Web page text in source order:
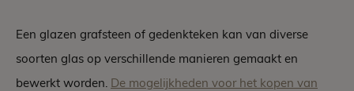
Een glazen grafsteen of gedenkteken kan van diverse
soorten glas op verschillende manieren gemaakt en
bewerkt worden. De mogelijkheden voor het kopen van